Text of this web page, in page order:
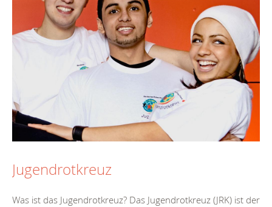
Jugendrotkreuz
Was ist das Jugendrotkreuz? Das Jugendrotkreuz (JRK) ist der